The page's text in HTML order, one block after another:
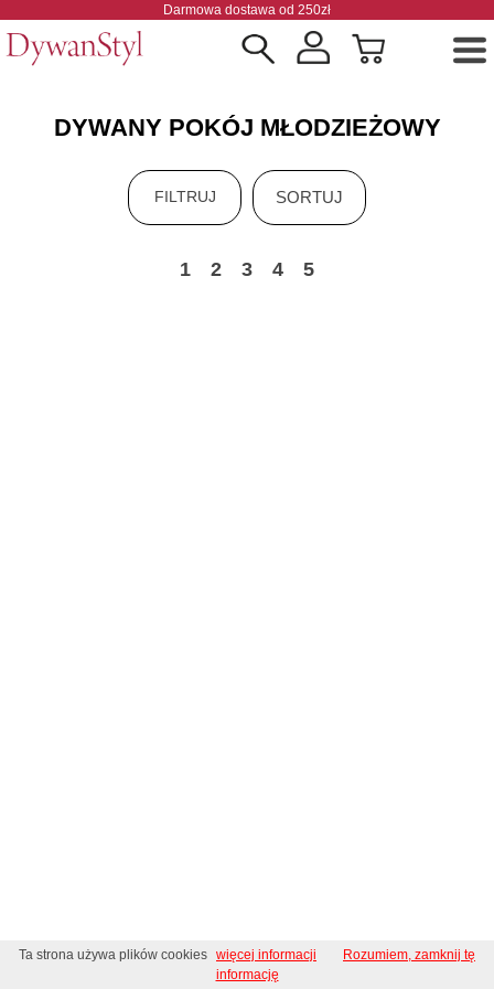
Darmowa dostawa od 250zł
DYWANY POKÓJ MŁODZIEŻOWY
FILTRUJ SORTUJ
1 2 3 4 5
Ta strona używa plików cookies więcej informacji
Rozumiem, zamknij tę
informację